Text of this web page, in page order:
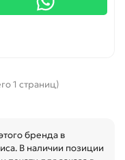
1 страниц)
бренда в
В наличии позиции